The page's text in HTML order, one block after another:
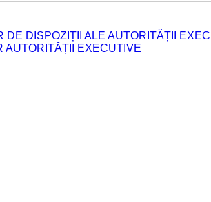
DISPOZIȚII ALE AUTORITĂȚII
AUTORITĂȚII EXECUTIVE